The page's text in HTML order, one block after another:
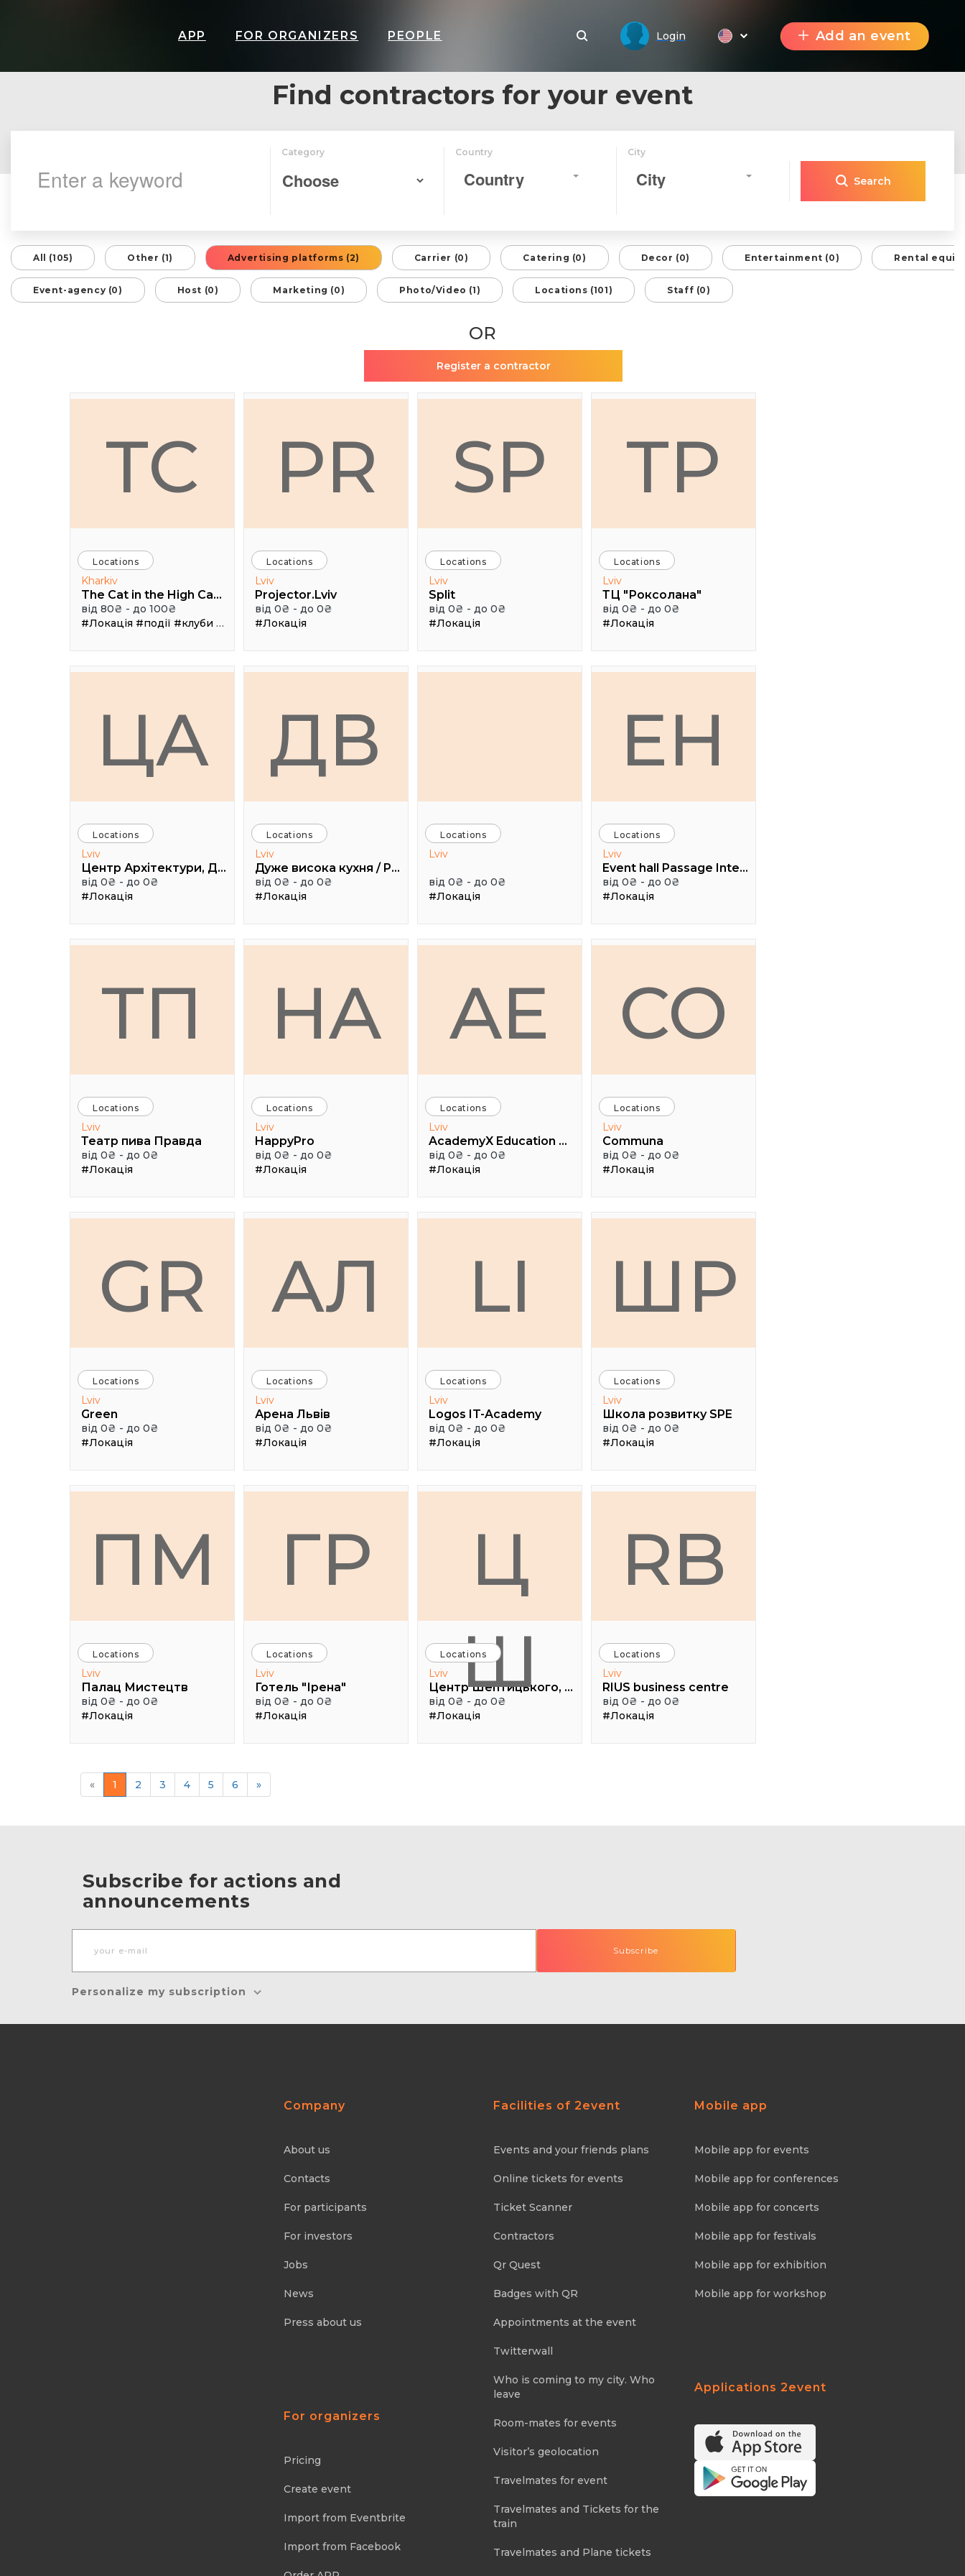
APP FOR ORGANIZERS PEOPLE Login Add an event
Find contractors for your event
Category Country
Country
City
City Search
All (105) Other (1) Advertising platforms (2) Carrier (0) Catering (0) Decor (0) Entertainment (0) Rental
Event-agency (0) Host (0) Marketing (0) Photo/Video (1) Locations (101) Staff (0)
OR
Register a contractor
TC
Locations
Kharkiv
The Cat in the High Castle
від 80₴ - до 100₴
#Локація #події #клуби #Зал
PR
Locations
Lviv
Projector.Lviv
від 0₴ - до 0₴
#Локація
SP
Locations
Lviv
Split
від 0₴ - до 0₴
#Локація
ТР
Locations
Lviv
ТЦ "Роксолана"
від 0₴ - до 0₴
#Локація
ЦА
Locations
Lviv
Центр Архітектури, Дизайну та Урбаністики Порохова ВЕЖА
від 0₴ - до 0₴
#Локація
ДВ
Locations
Lviv
Дуже висока кухня / Pretty High Kitchen
від 0₴ - до 0₴
#Локація
Locations
Lviv
від 0₴ - до 0₴
#Локація
EH
Locations
Lviv
Event hall Passage Interdit
від 0₴ - до 0₴
#Локація
ТП
Locations
Lviv
Театр пива Правда
від 0₴ - до 0₴
#Локація
HA
Locations
Lviv
HappyPro
від 0₴ - до 0₴
#Локація
AE
Locations
Lviv
AcademyX Education Hub
від 0₴ - до 0₴
#Локація
CO
Locations
Lviv
Communa
від 0₴ - до 0₴
#Локація
GR
Locations
Lviv
Green
від 0₴ - до 0₴
#Локація
АЛ
Locations
Lviv
Арена Львів
від 0₴ - до 0₴
#Локація
LI
Locations
Lviv
Logos IT-Academy
від 0₴ - до 0₴
#Локація
ШР
Locations
Lviv
Школа розвитку SPE
від 0₴ - до 0₴
#Локація
ПМ
Locations
Lviv
Палац Мистецтв
від 0₴ - до 0₴
#Локація
ГР
Locations
Lviv
Готель "Ірена"
від 0₴ - до 0₴
#Локація
Ц
Ш
Locations
Lviv
Центр Шептицького, 1 поверх, паркова аудиторія
від 0₴ - до 0₴
#Локація
RB
Locations
Lviv
RIUS business centre
від 0₴ - до 0₴
#Локація
« 1 2 3 4 5 6 »
Subscribe for actions and
announcements
Personalize my subscription
Company
About us
Contacts
For participants
For investors
Jobs
News
Press about us
For organizers
Pricing
Create event
Import from Eventbrite
Import from Facebook
Facilities of 2event
Events and your friends plans
Online tickets for events
Ticket Scanner
Contractors
Qr Quest
Badges with QR
Appointments at the event
Twitterwall
Who is coming to my city. Who
leave
Room-mates for events
Visitor’s geolocation
Travelmates for event
Travelmates and Tickets for the
train
Travelmates and Plane tickets
Mobile app
Mobile app for events
Mobile app for conferences
Mobile app for concerts
Mobile app for festivals
Mobile app for exhibition
Mobile app for workshop
Applications 2event